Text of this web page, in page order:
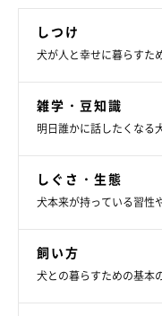
しつけ
犬が人と幸せに暮らすた
雑学・豆知識
明日誰かに話したくなる
しぐさ・生態
犬本来が持っている習性
飼い方
犬との暮らすための基本